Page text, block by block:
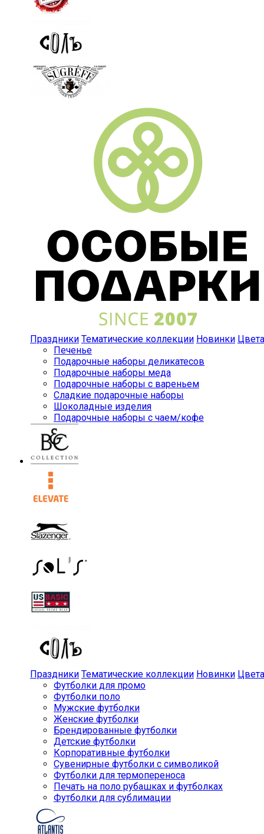
Праздники Тематические коллекции Новинки Цвета
Печенье
Подарочные наборы деликатесов
Подарочные наборы меда
Подарочные наборы с вареньем
Сладкие подарочные наборы
Шоколадные изделия
Подарочные наборы с чаем/кофе
Праздники Тематические коллекции Новинки Цвета
Футболки для промо
Футболки поло
Мужские футболки
Женские футболки
Брендированные футболки
Детские футболки
Корпоративные футболки
Сувенирные футболки с символикой
Футболки для термопереноса
Печать на поло рубашках и футболках
Футболки для сублимации